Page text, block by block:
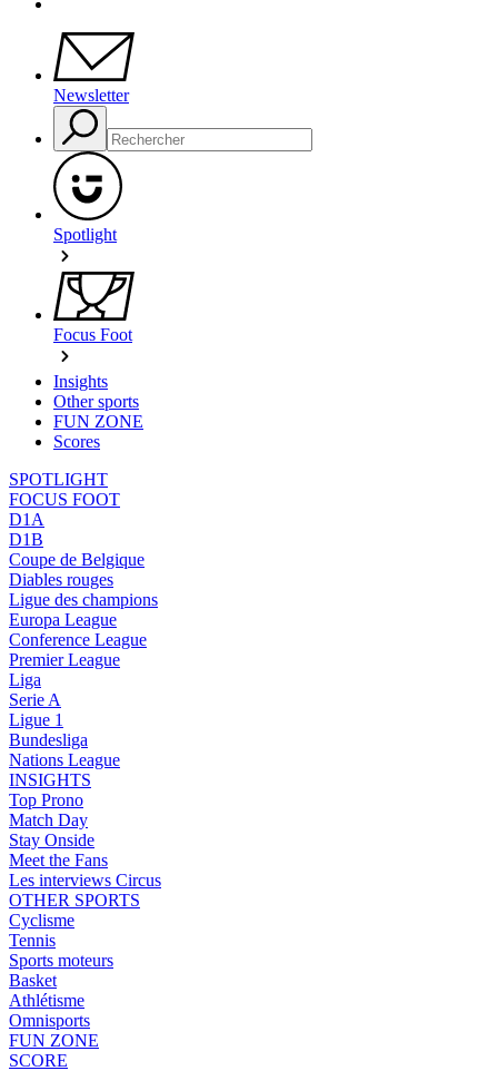
Newsletter
Spotlight
Focus Foot
Insights
Other sports
FUN ZONE
Scores
SPOTLIGHT
FOCUS FOOT
D1A
D1B
Coupe de Belgique
Diables rouges
Ligue des champions
Europa League
Conference League
Premier League
Liga
Serie A
Ligue 1
Bundesliga
Nations League
INSIGHTS
Top Prono
Match Day
Stay Onside
Meet the Fans
Les interviews Circus
OTHER SPORTS
Cyclisme
Tennis
Sports moteurs
Basket
Athlétisme
Omnisports
FUN ZONE
SCORE